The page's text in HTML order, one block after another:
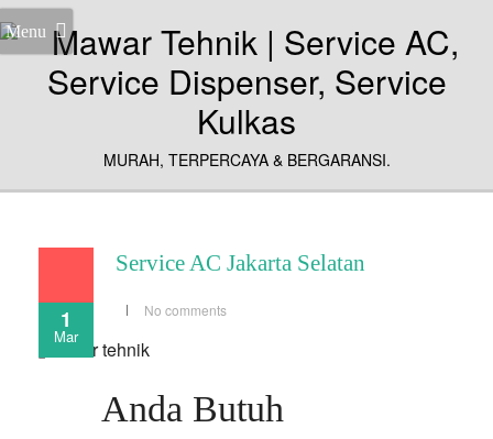
Menu
MURAH, TERPERCAYA & BERGARANSI.
1
Mar
Service AC Jakarta Selatan
No comments
Anda Butuh